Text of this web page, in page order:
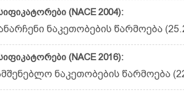
(NACE 2004):
ნაკეთობების წარმოება
(NACE 2016):
ნაკეთობების წარმოება